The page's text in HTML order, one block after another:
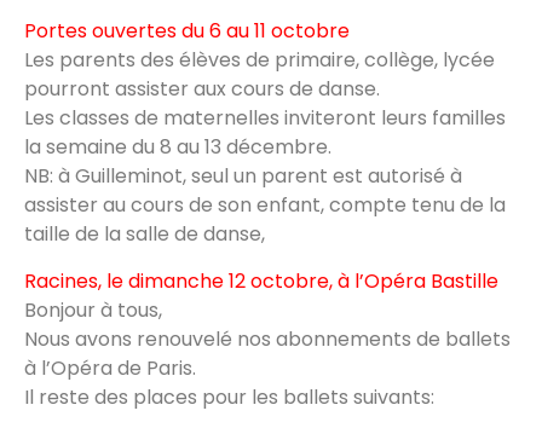
Portes ouvertes du 6 au 11 octobre
Les parents des élèves de primaire, collège, lycée
pourront assister aux cours de danse.
Les classes de maternelles inviteront leurs familles
la semaine du 8 au 13 décembre.
NB: à Guilleminot, seul un parent est autorisé à
assister au cours de son enfant, compte tenu de la
taille de la salle de danse,
Racines, le dimanche 12 octobre, à l’Opéra Bastille
Bonjour à tous,
Nous avons renouvelé nos abonnements de ballets
à l’Opéra de Paris.
Il reste des places pour les ballets suivants: